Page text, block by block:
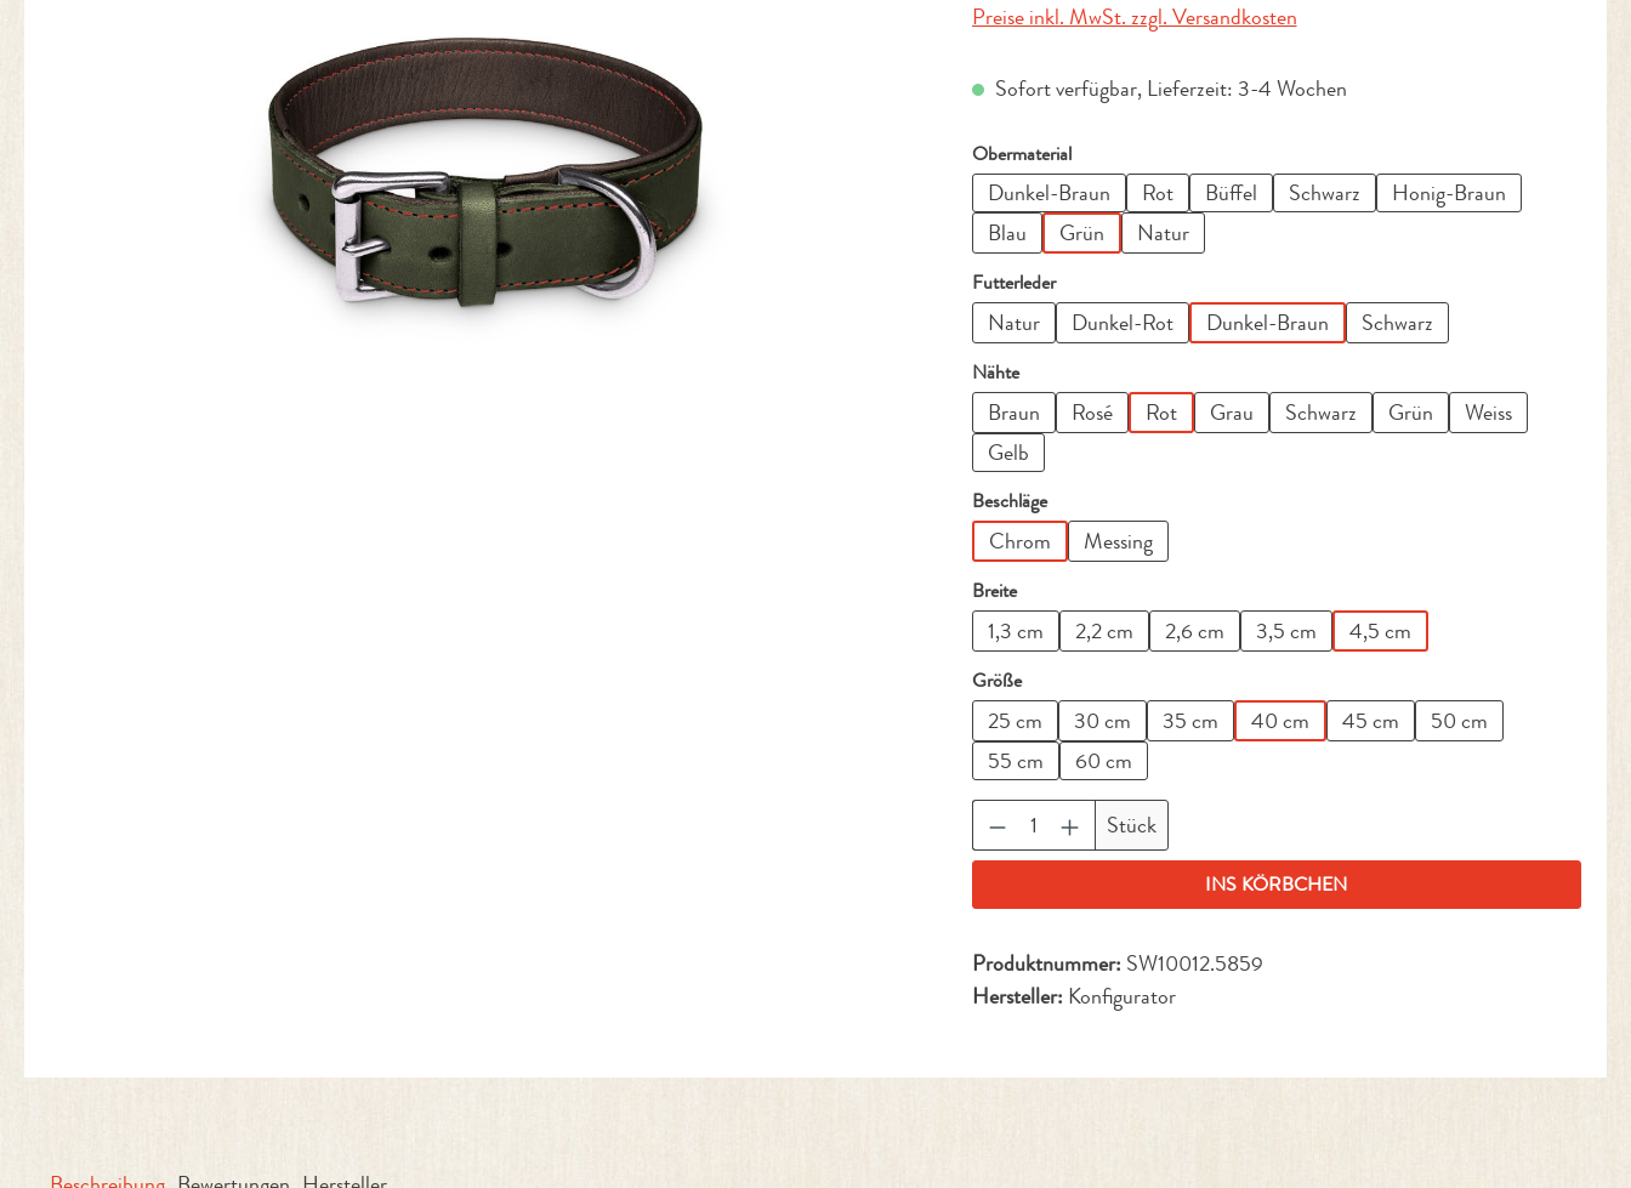
Preise inkl. MwSt. zzgl. Versandkosten
Sofort verfügbar, Lieferzeit: 3-4 Wochen
Obermaterialauswählen
Dunkel-Braun Rot Büffel Schwarz
Honig-Braun
Blau
Grün Natur
Futterlederauswählen
Natur Dunkel-Rot Dunkel-Braun Schwarz
Nähteauswählen
Braun Rosé Rot Grau Schwarz Grün
Weiss
Gelb
Beschlägeauswählen
Chrom Messing
Breiteauswählen
1,3 cm 2,2 cm 2,6 cm 3,5 cm 4,5 cm
Größeauswählen
25 cm 30 cm 35 cm 40 cm 45 cm
50 cm
55 cm
60 cm
Produkt Anzahl: Gib den gewünschten Wert ein oder
Stück
INS KÖRBCHEN
Produktnummer: SW10012.5859
Hersteller: Konfigurator